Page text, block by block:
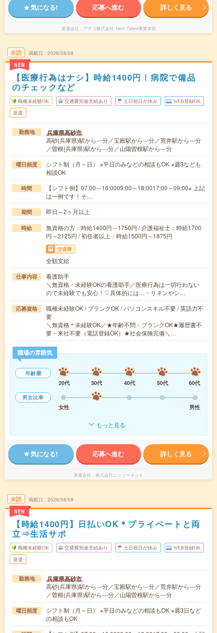
気になる! 応募へ進む 詳しく見る
派遣会社 アデコ株式会社 Tech Talent事業本部
未読
NEW
掲載日 2026/08/08
【医療行為はナシ】時給1400円！病院で備品
のチェックなど
職種未経験OK 交通費別途支給あり 土日祝日が休み WEB登録OK
派遣
勤務地 兵庫県高砂市
高砂(兵庫県)駅から---分／宝殿駅から---分／荒井駅から---分
／曽根(兵庫県)駅から---分／山陽曽根駅から---分
曜日頻度
シフト制（月～日） ※平日のみなどの相談もOK ※週3なども
相談OK
時間
【シフト例】07:00～16:0009:00～18:0017:00～09:00※ 上記
は一例です！そ…
期間 即日～2ヶ月以上
時給
無資格の方：時給1400円～1750円 / 介護福祉士：時給1700
円～2125円 / 初任者以上：時給1500円～1875円
交通費
全額支給
仕事内容
看護助手
＼無資格・未経験OKの看護助手／医療行為は一切行わない
ので未経験でも安心！▽具体的には…・リネンやシ…
応募資格
職種未経験OK / ブランクOK / パソコンスキル不要 / 英語力不
要
＼無資格＊未経験OK／★年齢不問・ブランクOK★履歴書不
要・来社不要（電話登録OK）★社会保険完備＼…
職場の雰囲気
年齢層
20代
30代 40代 50代
60代
男女比率
女性
男性
もっと見る
気になる! 応募へ進む 詳しく見る
派遣会社 株式会社ニッソーネット
未読
NEW
掲載日 2026/08/08
【時給1400円】日払いOK＊プライベートと両
立⇒生活サポ
職種未経験OK 交通費別途支給あり 土日祝日が休み WEB登録OK
派遣
勤務地 兵庫県高砂市
高砂(兵庫県)駅から---分／宝殿駅から---分／荒井駅から---分
／曽根(兵庫県)駅から---分／山陽曽根駅から---分
曜日頻度
シフト制（月～日） ※平日のみなどの相談もOK ※週3日など
の相談もOK